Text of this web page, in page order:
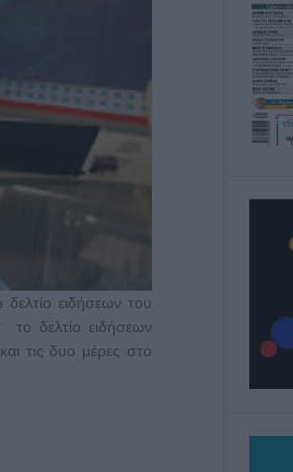
ειδήσεων του
δελτίο ειδήσεων
τις δυο μέρες στο